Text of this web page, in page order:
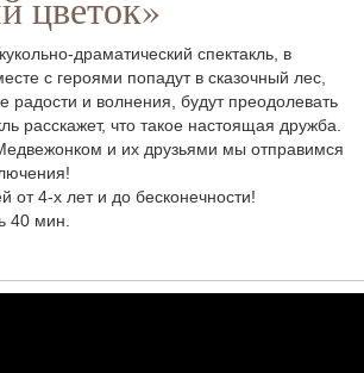
драматический спектакль, в
с героями попадут в сказочный лес,
радости и волнения, будут преодолевать
расскажет, что такое настоящая дружба.
и их друзьями мы отправимся
от 4-х лет и до бесконечности!
40 мин.